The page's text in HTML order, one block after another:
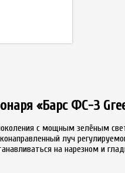
«Барс ФС-3
с мощным зелёным
луч
на нарезном и